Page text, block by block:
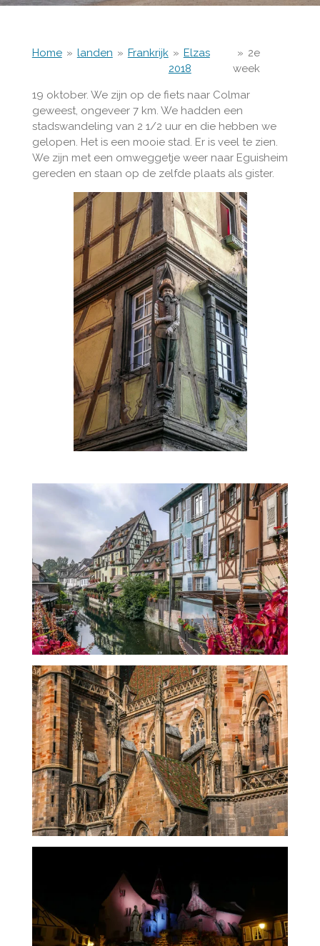
Home » landen » Frankrijk » Elzas
2018
» 2e
week
19 oktober. We zijn op de fiets naar Colmar
geweest, ongeveer 7 km. We hadden een
stadswandeling van 2 1/2 uur en die hebben we
gelopen. Het is een mooie stad. Er is veel te zien.
We zijn met een omweggetje weer naar Eguisheim
gereden en staan op de zelfde plaats als gister.